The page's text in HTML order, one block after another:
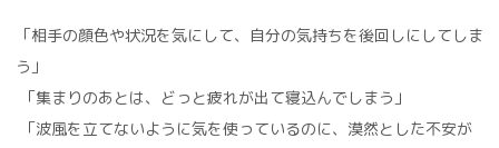
「相手の顔色や状況を気にして、自分の気持ちを後回しにしてしま
う」
「集まりのあとは、どっと疲れが出て寝込んでしまう」
「波風を立てないように気を使っているのに、漠然とした不安が